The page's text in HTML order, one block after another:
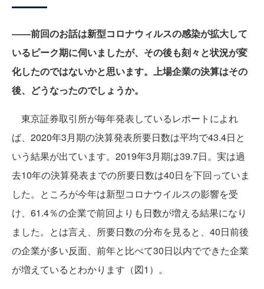
――前回のお話は新型コロナウィルスの感染が拡大して
いるピーク期に伺いましたが、その後も刻々と状況が変
化したのではないかと思います。上場企業の決算はその
後、どうなったのでしょうか。
東京証券取引所が毎年発表しているレポートによれ
ば、2020年3月期の決算発表所要日数は平均で43.4日と
いう結果が出ています。2019年3月期は39.7日。実は過
去10年の決算発表までの所要日数は40日を下回っていま
した。ところが今年は新型コロナウイルスの影響を受
け、61.4％の企業で前回よりも日数が増える結果になり
ました。とは言え、所要日数の分布を見ると、40日前後
の企業が多い反面、前年と比べて30日以内でできた企業
が増えているとわかります（図1）。